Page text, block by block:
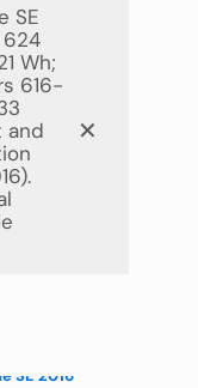
SE
624
Wh;
616-
and
✕